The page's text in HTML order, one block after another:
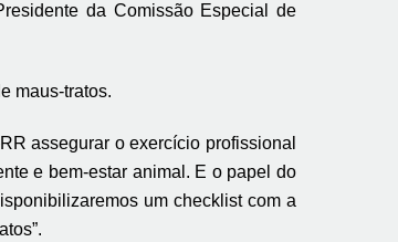
da Comissão Especial de
maus-tratos.
assegurar o exercício profissional
e bem-estar animal. E o papel do
um checklist com a